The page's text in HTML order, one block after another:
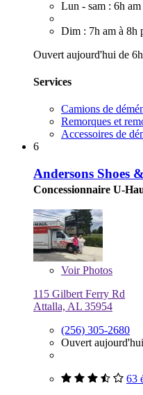
Lun - sam : 6h
Dim : 7h am à 8h
Ouvert aujourd'hui de
Services
Camions de
Remorques et
Accessoires de
6
Andersons Shoes
Concessionnaire U-
VoirPhotos
115 Gilbert Ferry Rd
Attalla, AL 35954
(256) 305-2680
Ouvert
63